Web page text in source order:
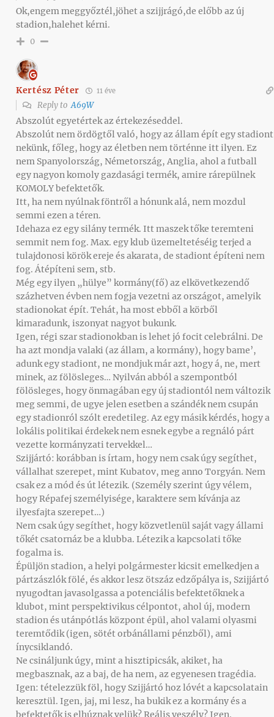
Ok,engem meggyőztél,jöhet a szijjrágó,de előbb az új
stadion,halehet kérni.
0
Kertész Péter 11 éve
Reply toA69W
Abszolút egyetértek az értekezéseddel.
Abszolút nem ördögtől való, hogy az állam épít egy stadiont
nekünk, főleg, hogy az életben nem történne itt ilyen. Ez
nem Spanyolország, Németország, Anglia, ahol a futball
egy nagyon komoly gazdasági termék, amire rárepülnek
KOMOLY befektetők.
Itt, ha nem nyúlnak föntről a hónunk alá, nem mozdul
semmi ezen a téren.
Idehaza ez egy silány termék. Itt maszek tőke teremteni
semmit nem fog. Max. egy klub üzemeltetéséig terjed a
tulajdonosi körök ereje és akarata, de stadiont építeni nem
fog. Átépíteni sem, stb.
Még egy ilyen „hülye” kormány(fő) az elkövetkezendő
százhetven évben nem fogja vezetni az országot, amelyik
stadionokat épít. Tehát, ha most ebből a körből
kimaradunk, iszonyat nagyot bukunk.
Igen, régi szar stadionokban is lehet jó focit celebrálni. De
ha azt mondja valaki (az állam, a kormány), hogy bame’,
adunk egy stadiont, ne mondjuk már azt, hogy á, ne, mert
minek, az fölösleges… Nyilván abból a szempontból
fölösleges, hogy önmagában egy új stadiontól nem változik
meg semmi, de ugye jelen esetben a szándék nem csupán
egy stadionról szólt eredetileg. Az egy másik kérdés, hogy a
lokális politikai érdekek nem esnek egybe a regnáló párt
vezette kormányzati tervekkel…
Szijjártó: korábban is írtam, hogy nem csak úgy segíthet,
vállalhat szerepet, mint Kubatov, meg anno Torgyán. Nem
csak ez a mód és út létezik. (Személy szerint úgy vélem,
hogy Répafej személyisége, karaktere sem kívánja az
ilyesfajta szerepet…)
Nem csak úgy segíthet, hogy közvetlenül saját vagy állami
tőkét csatornáz be a klubba. Létezik a kapcsolati tőke
fogalma is.
Épüljön stadion, a helyi polgármester kicsit emelkedjen a
pártzászlók fölé, és akkor lesz ötszáz edzőpálya is, Szijjártó
nyugodtan javasolgassa a potenciális befektetőknek a
klubot, mint perspektivikus célpontot, ahol új, modern
stadion és utánpótlás központ épül, ahol valami olyasmi
teremtődik (igen, sötét orbánállami pénzből), ami
ínycsiklandó.
Ne csináljunk úgy, mint a hisztipicsák, akiket, ha
megbasznak, az a baj, de ha nem, az egyenesen tragédia.
Igen: tételezzük föl, hogy Szijjártó hoz lóvét a kapcsolatain
keresztül. Igen, jaj, mi lesz, ha bukik ez a kormány és a
befektetők is elhúznak velük? Reális veszély? Igen.